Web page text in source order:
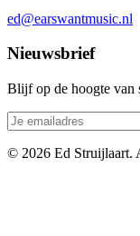
ed@earswantmusic.nl
Nieuwsbrief
Blijf op de hoogte van
© 2026 Ed Struijlaart.